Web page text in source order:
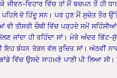
ਜੀਵਨ-ਵਿਹਾਰ ਵਿੱਚ ਤਾਂ ਮੈਂ ਬਚਪਨ ਤੋਂ ਹੀ
ਦੋ ਹਿੰਦੂ ਸਨ। ਪਰ ਹੁਣ ਮੈਂ ਸੁਚੇਤ ਤੌਰ
ਤੀਸਰੀ ਚੌਥੀ ਵਿੱਚ ਪੜ੍ਹਦੇ ਸਮੇਂ
ਜਾਂਦਾ ਹੀ ਰਹਿੰਦਾ ਸਾਂ। ਮੇਰੇ ਅੰਦਰ ਭਿੱਟ-
ਇਹ ਬੰਧਨ ਤੋੜਨ ਵੱਲ ਰੁਚਿਤ ਸਾਂ। ਅੱਠਵੀਂ
ਵਿੱਚ ਉਸਦੇ ਸਾਹਮਣੇ ਪਾਣੀ ਪੀ ਲਿਆ